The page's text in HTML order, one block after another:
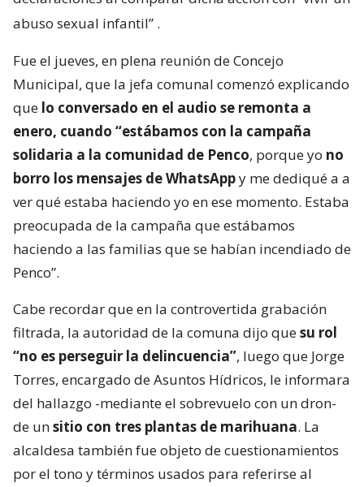
abuso sexual infantil” .
Fue el jueves, en plena reunión de Concejo
Municipal, que la jefa comunal comenzó explicando
que lo conversado en el audio se remonta a
enero, cuando “estábamos con la campaña
solidaria a la comunidad de Penco, porque yo no
borro los mensajes de WhatsAppy me dediqué a a
ver qué estaba haciendo yo en ese momento. Estaba
preocupada de la campaña que estábamos
haciendo a las familias que se habían incendiado de
Penco”.
Cabe recordar que en la controvertida grabación
filtrada, la autoridad de la comuna dijo quesu rol
“no es perseguir la delincuencia”, luego que Jorge
Torres, encargado de Asuntos Hídricos, le informara
del hallazgo -mediante el sobrevuelo con un dron-
de unsitio con tres plantas de marihuana. La
alcaldesa también fue objeto de cuestionamientos
por el tono y términos usados para referirse al